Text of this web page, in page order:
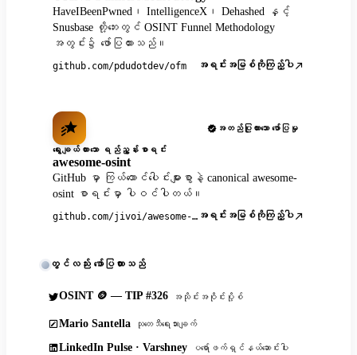
HaveIBeenPwned၊ IntelligenceX၊ Dehashed နှင့်
Snusbase တို့ဘေးတွင် OSINT Funnel Methodology
အတွင်း၌ ဖော်ပြထားသည်။
github.com/pdudotdev/ofm အရင်းအမြစ်ကိုကြည့်ပါ
အတည်ပြုထားသော ဖော်ပြမှု
ရွေးချယ်ထားသော ရည်ညွှန်းစာရင်း
awesome-osint
GitHub မှာ ကြယ်ထောင်ပေါင်းများစွာနဲ့ canonical awesome-
osint စာရင်းမှာ ပါဝင်ပါတယ်။
github.com/jivoi/awesome-osint အရင်းအမြစ်ကိုကြည့်ပါ
တွင်လည်း ဖော်ပြထားသည်
OSINT 🪙 — TIP #326 အသိုင်းအဝိုင်းပို့စ်
Mario Santella သုတေသီရေးသားချက်
LinkedIn Pulse · Varshney ပရော်ဖက်ရှင်နယ်ဆောင်းပါး